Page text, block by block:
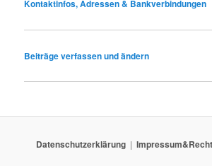
Kontaktinfos, Adressen & Bankverbindungen
Beiträge verfassen und ändern
Datenschutzerklärung